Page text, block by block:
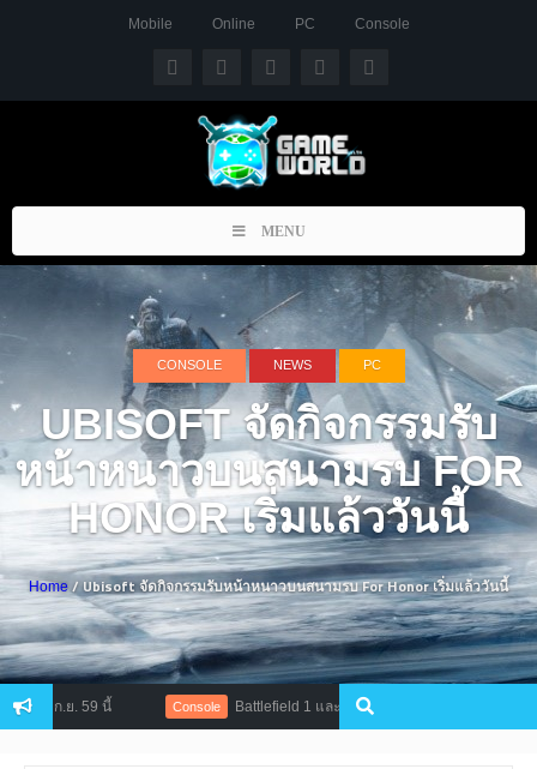
Mobile Online PC Console
Toggle
navigation
MENU
CONSOLE NEWS PC
UBISOFT จัดกิจกรรมรับ
หน้าหนาวบนสนามรบ FOR
HONOR เริ่มแล้ววันนี้
Home/ Ubisoft จัดกิจกรรมรับหน้าหนาวบนสนามรบ For Honor เริ่มแล้ววันนี้
ก.ย. 59 นี้ Console Battlefield 1 และ Titanfall 2 เตรียมลง Origin Access เ